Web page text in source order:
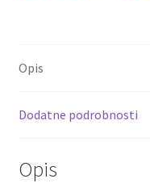
količina
k
Opis
Dodatne podrobnosti
Opis